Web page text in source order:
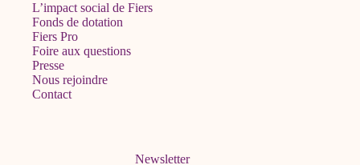
L’impact social de Fiers
Fonds de dotation
Fiers Pro
Foire aux questions
Presse
Nous rejoindre
Contact
Newsletter